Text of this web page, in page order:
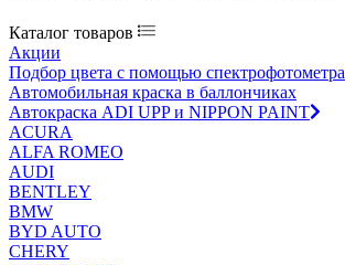
Каталог товаров
Акции
Подбор цвета с помощью спектрофотометра
Автомобильная краска в баллончиках
Автокраска ADI UPP и NIPPON PAINT
ACURA
ALFA ROMEO
AUDI
BENTLEY
BMW
BYD AUTO
CHERY